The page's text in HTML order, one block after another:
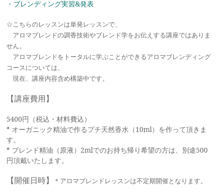
・ブレンディング実習&発表
☆こちらのレッスンは単発レッスンで、
アロマブレンドの調香技術やブレンド学をお伝えする講座ではありま
せん。
アロマブレンドをトータルに学ぶことができるアロマブレンディング
コースについては、
現在、講座内容含め構築中です。
【講座費用】
5400円（税込・材料費込）
* オーガニック精油で作るプチ天然香水（10ml）を作って頂きま
す。
* ブレンド精油（原液）2mlでのお持ち帰り希望の方は、別途500
円頂戴いたします。
【開催日時】 ＊アロマブレンドレッスンは不定期開催となります。